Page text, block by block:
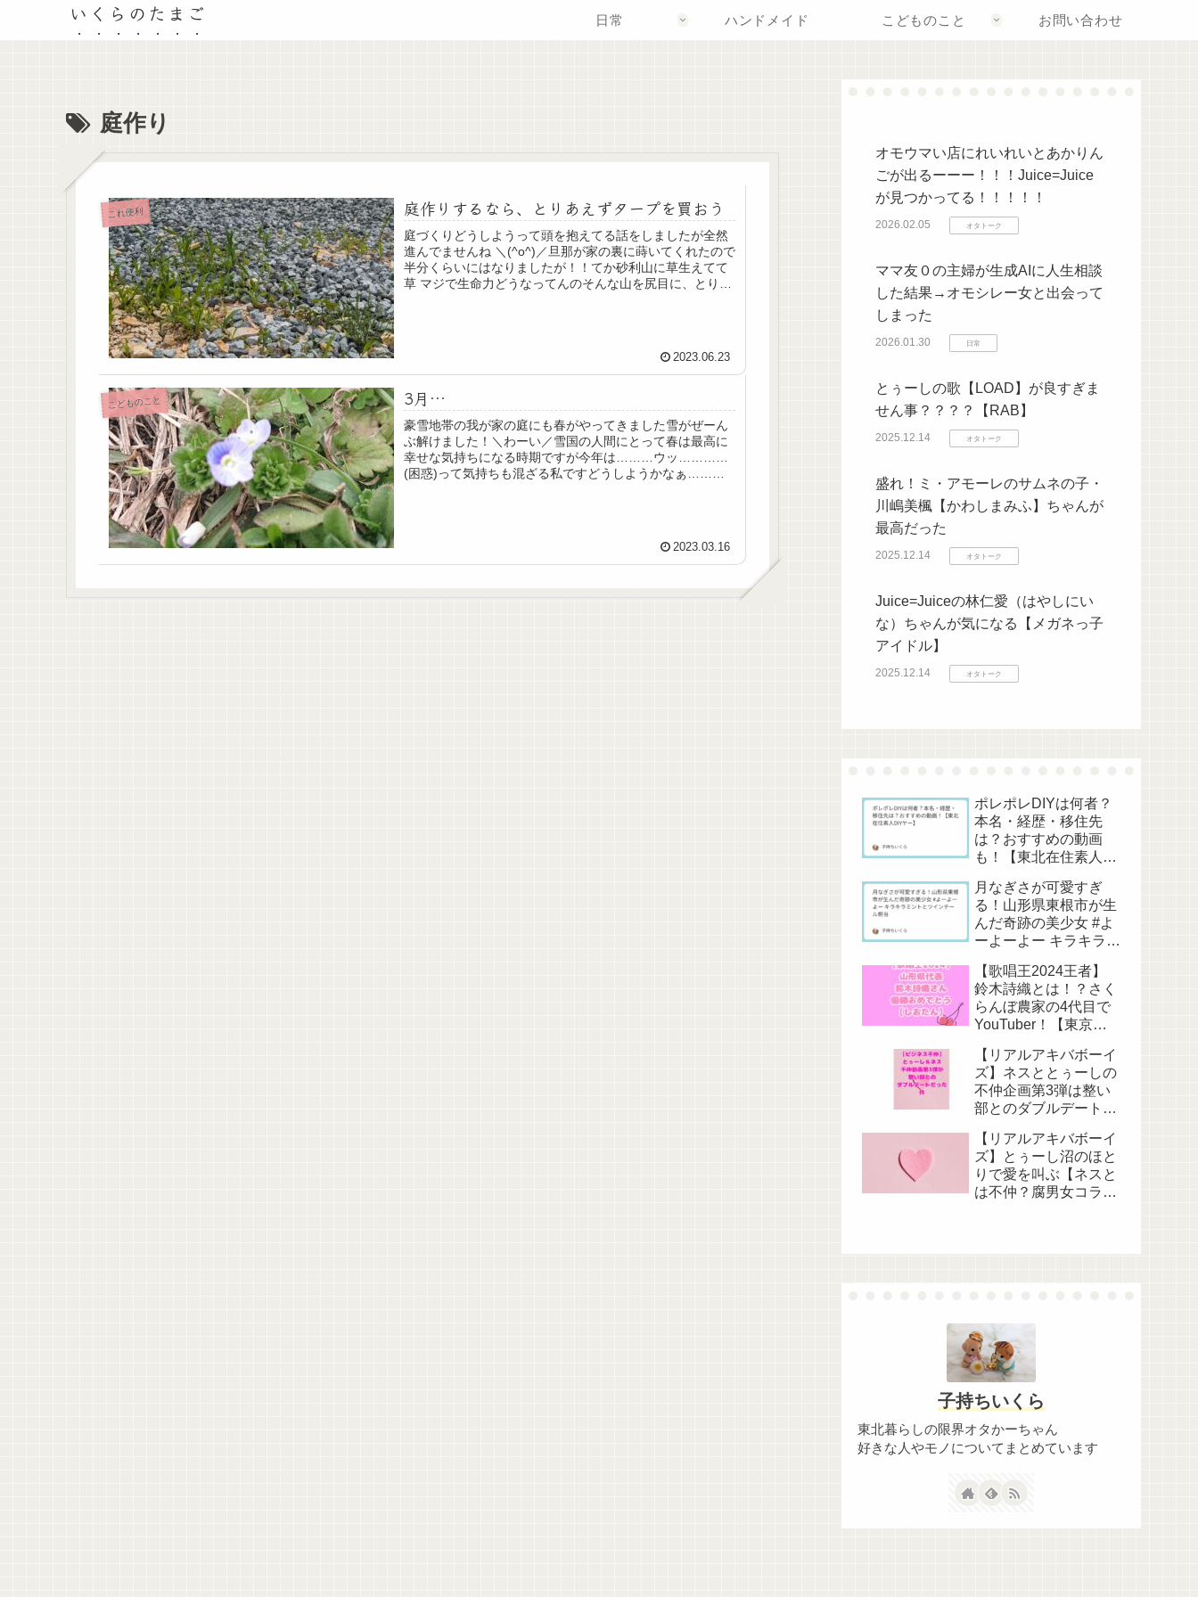
いくらのたまご 日常 ハンドメイド こどものこと お問い合わせ
庭作り
これ便利 庭作りするなら、とりあえずタープを買おう
庭づくりどうしようって頭を抱えてる話をしましたが全然
進んでませんね ＼(^o^)／旦那が家の裏に蒔いてくれたので
半分くらいにはなりましたが！！てか砂利山に草生えてて
草 マジで生命力どうなってんのそんな山を尻目に、とりあ
2023.06.23
こどものこと 3月…
豪雪地帯の我が家の庭にも春がやってきました雪がぜーん
ぶ解けました！＼わーい／雪国の人間にとって春は最高に
幸せな気持ちになる時期ですが今年は………ウッ…………
(困惑)って気持ちも混ざる私ですどうしようかなぁ……昨
2023.03.16
オモウマい店にれいれいとあかりん
ごが出るーーー！！！Juice=Juice
が見つかってる！！！！！
2026.02.05 オタトーク
ママ友０の主婦が生成AIに人生相談
した結果→オモシレー女と出会って
しまった
2026.01.30 日常
とぅーしの歌【LOAD】が良すぎま
せん事？？？？【RAB】
2025.12.14 オタトーク
盛れ！ミ・アモーレのサムネの子・
川嶋美楓【かわしまみふ】ちゃんが
最高だった
2025.12.14 オタトーク
Juice=Juiceの林仁愛（はやしにい
な）ちゃんが気になる【メガネっ子
アイドル】
2025.12.14 オタトーク
ポレポレDIYは何者？
本名・経歴・移住先
は？おすすめの動画
も！【東北在住素人
月なぎさが可愛すぎ
る！山形県東根市が生
んだ奇跡の美少女 #よ
ーよーよー キラキラミ
当
【歌唱王2024王者】
鈴木詩織とは！？さく
らんぼ農家の4代目で
YouTuber！【東京藝
【リアルアキバボーイ
ズ】ネスととぅーしの
不仲企画第3弾は整い
部とのダブルデート
【リアルアキバボーイ
ズ】とぅーし沼のほと
りで愛を叫ぶ【ネスと
は不仲？腐男女コラ
子持ちいくら
東北暮らしの限界オタかーちゃん
好きな人やモノについてまとめています